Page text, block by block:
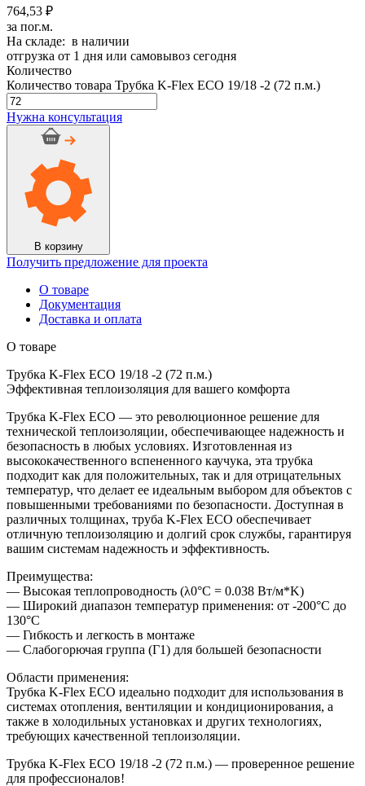
764,53 ₽
за пог.м.
На складе: в наличии
отгрузка от 1 дня или самовывоз сегодня
Количество
Количество товара Трубка K-Flex ECO 19/18 -2 (72 п.м.)
Нужна консультация
В корзину
Получить предложение для проекта
О товаре
Документация
Доставка и оплата
О товаре
Трубка K-Flex ECO 19/18 -2 (72 п.м.)
Эффективная теплоизоляция для вашего комфорта
Трубка K-Flex ECO — это революционное решение для
технической теплоизоляции, обеспечивающее надежность и
безопасность в любых условиях. Изготовленная из
высококачественного вспененного каучука, эта трубка
подходит как для положительных, так и для отрицательных
температур, что делает ее идеальным выбором для объектов с
повышенными требованиями по безопасности. Доступная в
различных толщинах, труба K-Flex ECO обеспечивает
отличную теплоизоляцию и долгий срок службы, гарантируя
вашим системам надежность и эффективность.
Преимущества:
— Высокая теплопроводность (λ0°C = 0.038 Вт/м*K)
— Широкий диапазон температур применения: от -200°C до
130°C
— Гибкость и легкость в монтаже
— Слабогорючая группа (Г1) для большей безопасности
Области применения:
Трубка K-Flex ECO идеально подходит для использования в
системах отопления, вентиляции и кондиционирования, а
также в холодильных установках и других технологиях,
требующих качественной теплоизоляции.
Трубка K-Flex ECO 19/18 -2 (72 п.м.) — проверенное решение
для профессионалов!